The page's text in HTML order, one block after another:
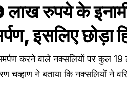
लाख रुपये के
इसलिए छोड़ा
करने वाले नक्सलियों पर कुल 19
चव्हाण ने बताया कि नक्सलियों ने